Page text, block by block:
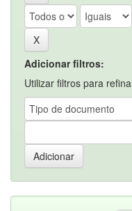
Adicionar filtros:
Utilizar filtros para